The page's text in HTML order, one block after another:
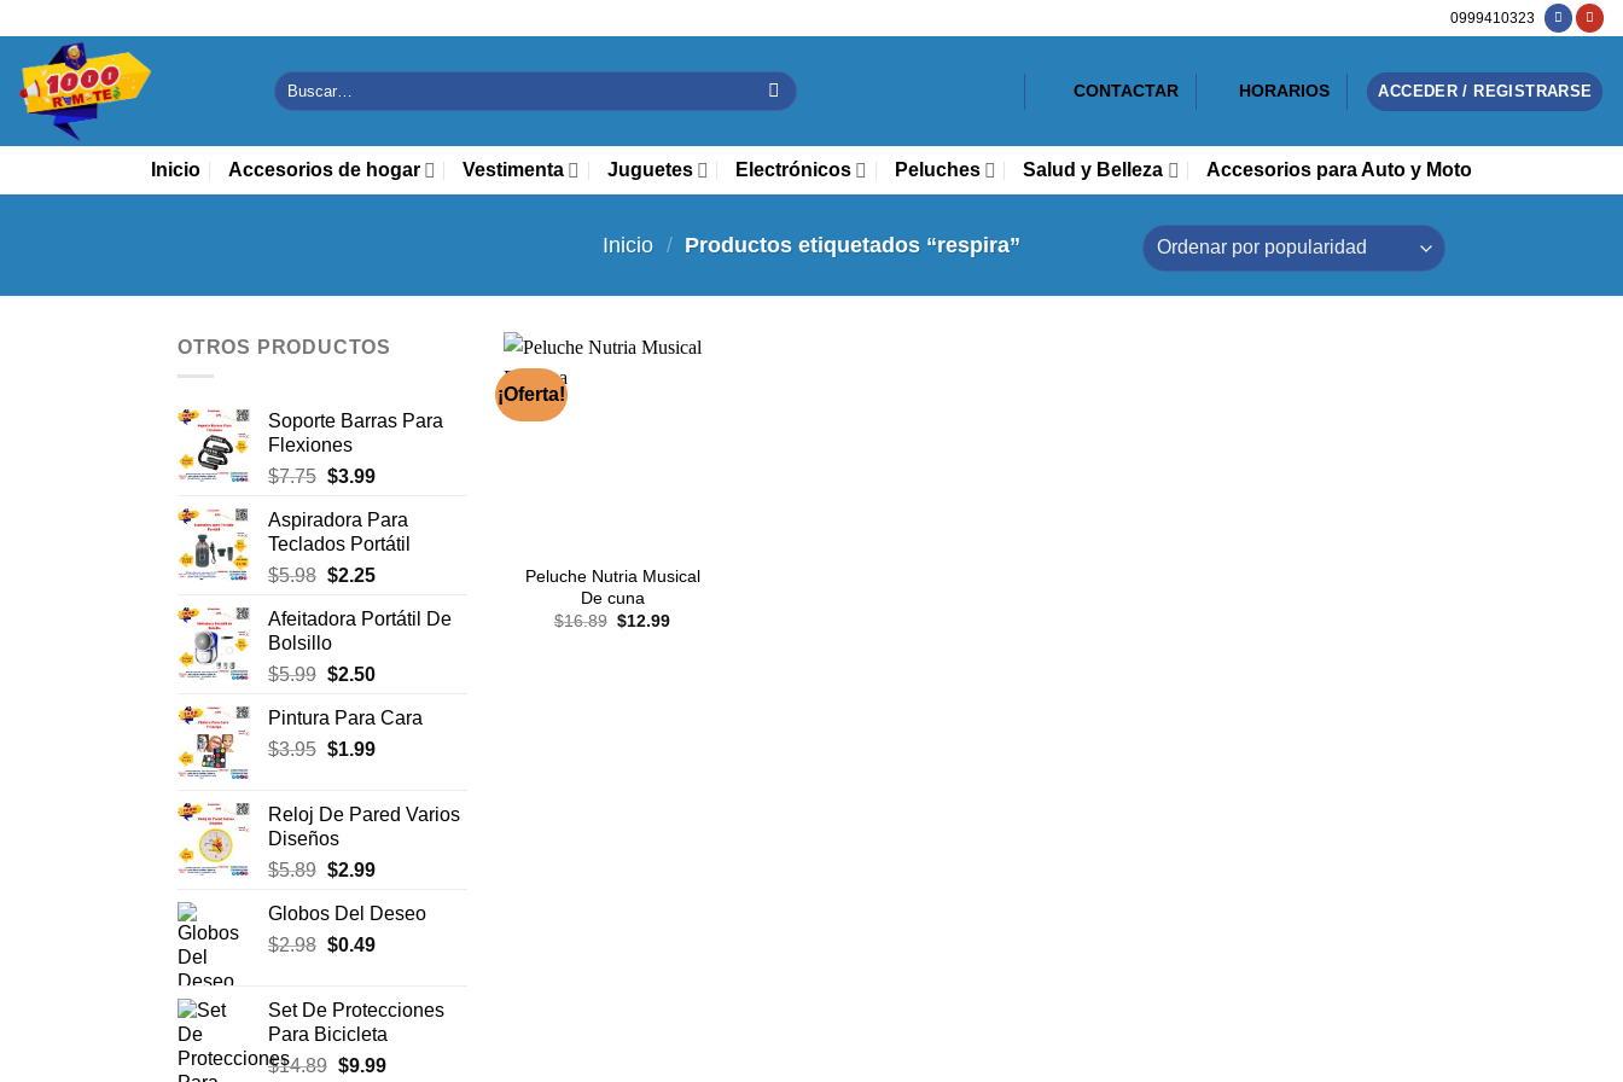
contenido
0999410323
Buscar
por:
CONTACTAR HORARIOS ACCEDER / REGISTRARSE
Inicio Accesorios de hogar Vestimenta Juguetes Electrónicos Peluches Salud y Belleza Accesorios para Auto y Moto
Inicio / Productos etiquetados “respira”
OTROS PRODUCTOS
Soporte Barras Para
Flexiones
$7.75 El
original
era:
$7.75.
$3.99El
actual
es:
$3.99.
Aspiradora Para
Teclados Portátil
$5.98 El
original
era:
$5.98.
$2.25El
actual
$2.25.
Afeitadora Portátil De
Bolsillo
$5.99 El
original
era:
$2.50El
actual
es:
Pintura Para Cara
$3.95 El
era:
$3.95.
$1.99El
es:
Reloj De Pared Varios
Diseños
$5.89 El
original
era:
$2.99El
actual
es:
Globos Del Deseo
$2.98 El
era:
$2.98.
$0.49El
es:
$0.49.
Set De Protecciones
Para Bicicleta
$14.89 El
$9.99El
¡Oferta!
Peluche Nutria Musical
De cuna
$16.89 El
$12.99El